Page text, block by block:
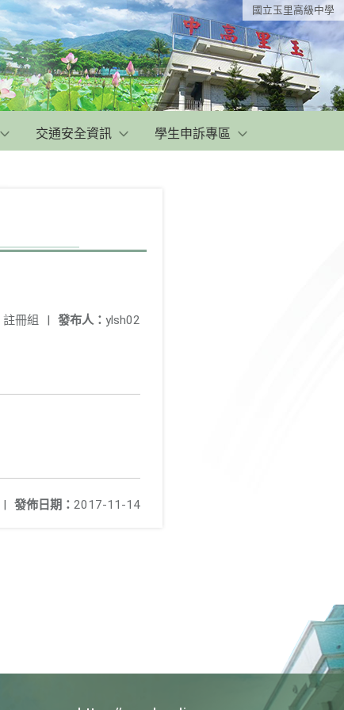
國立玉里高級中學
交通安全資訊 學生申訴專區
發布人： ylsh02
註冊組 |
發佈日期： 2017-11-14
|